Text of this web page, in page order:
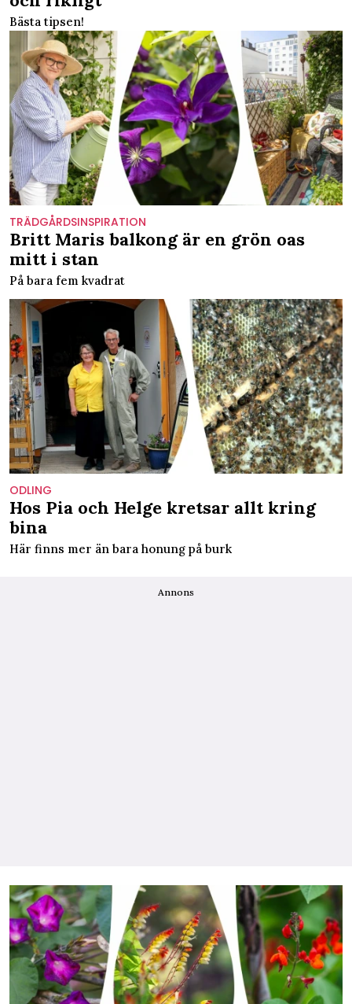
Bästa tipsen!
TRÄDGÅRDSINSPIRATION
Britt Maris balkong är en grön oas
mitt i stan
På bara fem kvadrat
ODLING
Hos Pia och Helge kretsar allt kring
bina
Här finns mer än bara honung på burk
Annons